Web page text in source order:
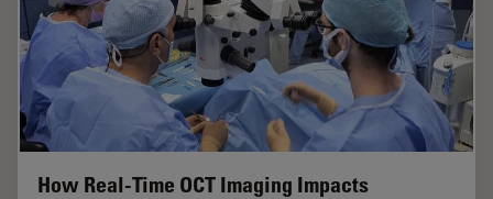
How Real-Time OCT Imaging Impacts